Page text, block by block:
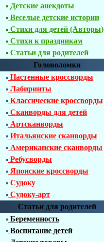
Детские анекдоты
Веселые детские истории
Стихи для детей (Авторы)
Стихи к праздникам
Статьи для родителей
Головоломки
Настенные кроссворды
Лабиринты
Классические кроссворды
Сканворды для детей
Артсканворды
Итальянские сканворды
Американские сканворды
Ребусворды
Японские кроссворды
Судоку
Судоку-арт
Статьи для родителей
Беременность
Воспитание детей